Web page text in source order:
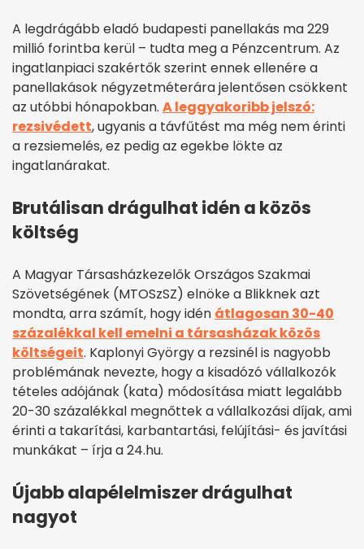
A legdrágább eladó budapesti panellakás ma 229
millió forintba kerül – tudta meg a Pénzcentrum. Az
ingatlanpiaci szakértők szerint ennek ellenére a
panellakások négyzetméterára jelentősen csökkent
az utóbbi hónapokban. A leggyakoribb jelszó:
rezsivédett, ugyanis a távfűtést ma még nem érinti
a rezsiemelés, ez pedig az egekbe lökte az
ingatlanárakat.
Brutálisan drágulhat idén a közös
költség
A Magyar Társasházkezelők Országos Szakmai
Szövetségének (MTOSzSZ) elnöke a Blikknek azt
mondta, arra számít, hogy idén átlagosan 30-40
százalékkal kell emelni a társasházak közös
költségeit. Kaplonyi György a rezsinél is nagyobb
problémának nevezte, hogy a kisadózó vállalkozók
tételes adójának (kata) módosítása miatt legalább
20-30 százalékkal megnőttek a vállalkozási díjak, ami
érinti a takarítási, karbantartási, felújítási- és javítási
munkákat – írja a 24.hu.
Újabb alapélelmiszer drágulhat
nagyot